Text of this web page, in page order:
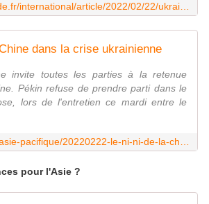
dans la crise ukrainienne
invite toutes les parties à la retenue
Pékin refuse de prendre parti dans le
lors de l'entretien ce mardi entre le
pour l'Asie ?